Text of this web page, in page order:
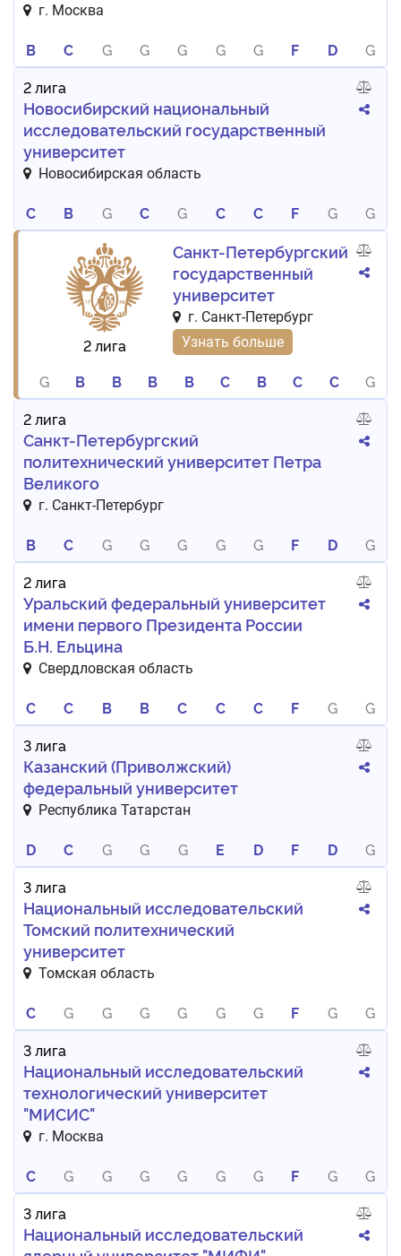
г. Москва
B C G G G G G F D
G
2 лига
Новосибирский национальный
исследовательский государственный
университет
Новосибирская область
C B G C G C C F G G
2 лига
Санкт-Петербургский
государственный
университет
г. Санкт-Петербург
Узнать больше
G B B B B C B C C
G
2 лига
Санкт-Петербургский
политехнический университет Петра
Великого
г. Санкт-Петербург
B C G G G G G F D
G
2 лига
Уральский федеральный университет
имени первого Президента России
Б.Н. Ельцина
Свердловская область
C C B B C C C F G
G
3 лига
Казанский (Приволжский)
федеральный университет
Республика Татарстан
D C G G G E D F D
G
3 лига
Национальный исследовательский
Томский политехнический
университет
Томская область
C G G G G G G F G
G
3 лига
Национальный исследовательский
технологический университет
"МИСИС"
г. Москва
C G G G G G G F G
G
3 лига
Национальный исследовательский